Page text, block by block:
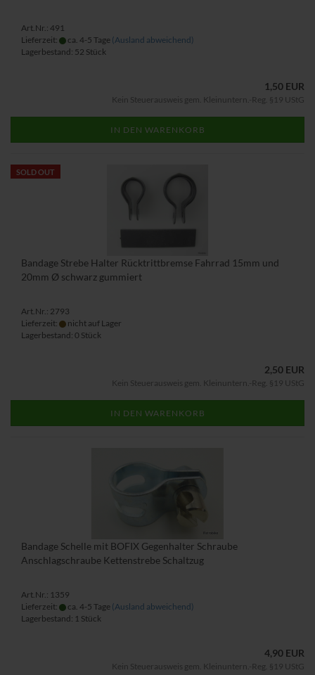
Art.Nr.: 491
Lieferzeit:
ca. 4-5 Tage (Ausland abweichend)
Lagerbestand: 52 Stück
1,50 EUR
Kein Steuerausweis gem. Kleinuntern.-Reg. §19 UStG
IN DEN WARENKORB
SOLD OUT
Bandage Strebe Halter Rücktrittbremse Fahrrad 15mm und
20mm Ø schwarz gummiert
Art.Nr.: 2793
Lieferzeit:
nicht auf Lager
Lagerbestand: 0 Stück
2,50 EUR
Kein Steuerausweis gem. Kleinuntern.-Reg. §19 UStG
IN DEN WARENKORB
Bandage Schelle mit BOFIX Gegenhalter Schraube
Anschlagschraube Kettenstrebe Schaltzug
Art.Nr.: 1359
Lieferzeit:
ca. 4-5 Tage (Ausland abweichend)
Lagerbestand: 1 Stück
4,90 EUR
Kein Steuerausweis gem. Kleinuntern.-Reg. §19 UStG